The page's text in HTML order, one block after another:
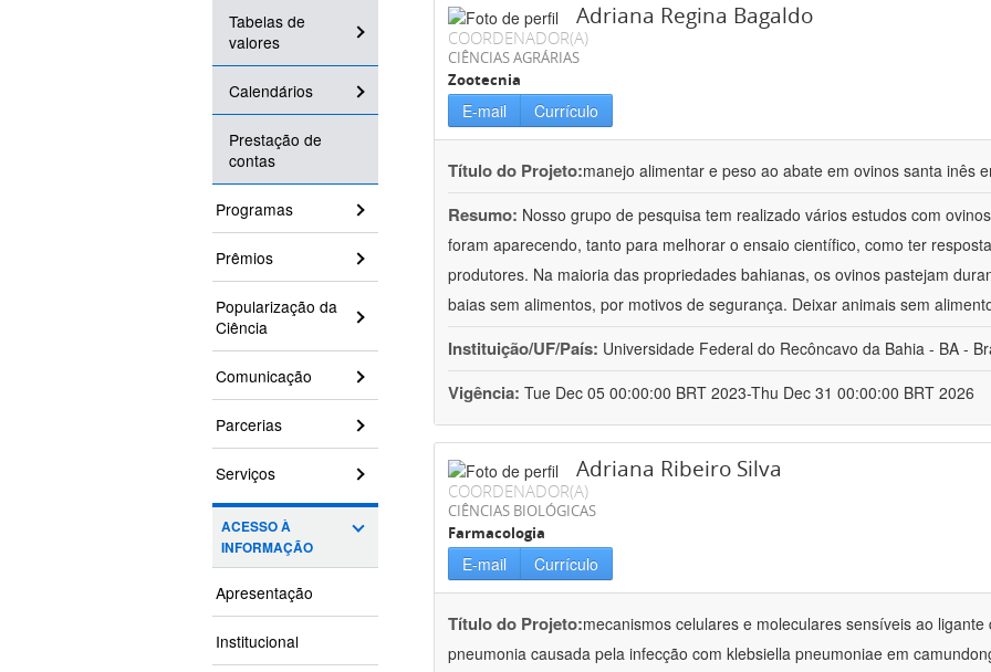
Tabelas de
valores
Calendários
Prestação de
contas
Programas
Prêmios
Popularização da
Ciência
Comunicação
Parcerias
Serviços
ACESSO À
INFORMAÇÃO
Apresentação
Institucional
Adriana Regina Bagaldo
COORDENADOR(A)
CIÊNCIAS AGRÁRIAS
Zootecnia
E-mail Currículo
Título do Projeto:manejo alimentar e peso ao abate em ovinos santa inês
Resumo: Nosso grupo de pesquisa tem realizado vários estudos com
foram aparecendo, tanto para melhorar o ensaio científico, como ter
produtores. Na maioria das propriedades bahianas, os ovinos pastejam
baias sem alimentos, por motivos de segurança. Deixar animais sem
Instituição/UF/País: Universidade Federal do Recôncavo da Bahia - BA -
Vigência: Tue Dec 05 00:00:00 BRT 2023-Thu Dec 31 00:00:00 BRT 2026
Adriana Ribeiro Silva
COORDENADOR(A)
CIÊNCIAS BIOLÓGICAS
Farmacologia
E-mail Currículo
Título do Projeto:mecanismos celulares e moleculares sensíveis ao
pneumonia causada pela infecção com klebsiella pneumoniae em